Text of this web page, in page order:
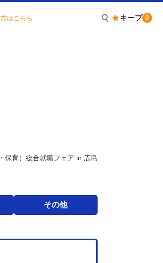
はこちら キープ 0
保育）総合就職フェア in 広島
その他